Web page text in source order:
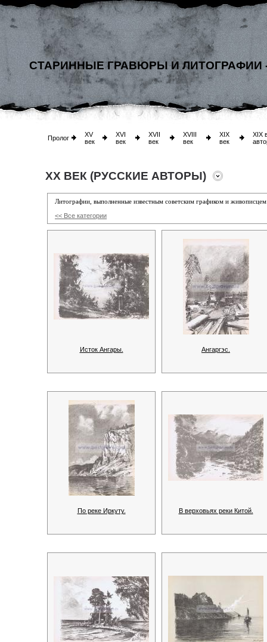
СТАРИННЫЕ ГРАВЮРЫ И ЛИТОГРАФИИ
Пролог
XV
век
XVI
век
XVII
век
XVIII
век
XIX
век
XIX
XX ВЕК (РУССКИЕ АВТОРЫ)
Литографии, выполненные известным советским графиком и
<< Все категории
Исток Ангары. Ангаргэс.
По реке Иркуту. В верховьях реки Китой.